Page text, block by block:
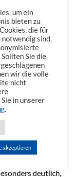
mit
Know-how und
in ganz
führende
Mit über
30 Ländern
Welche
beantworten.
mehr, sondern
und
deutlich,
um ein
bieten zu
die für
sind,
Sie die
wir die volle
nicht
in unserer
.
akzeptieren